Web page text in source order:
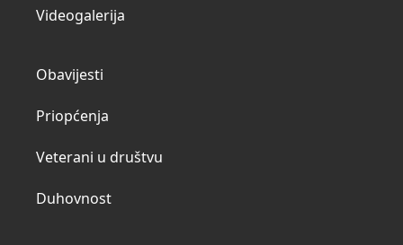
Videogalerija
Obavijesti
Priopćenja
Veterani u društvu
Duhovnost